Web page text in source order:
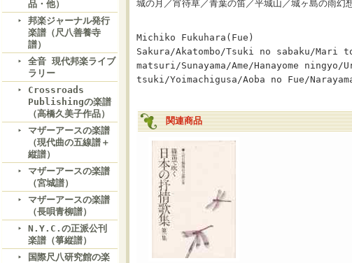
品・他）
邦楽ジャーナル発行
楽譜（尺八善養寺
譜）
全音 現代邦楽ライブ
ラリー
Crossroads
Publishingの楽譜
（高橋久美子作品）
マザーアースの楽譜
（現代曲の五線譜＋
縦譜）
マザーアースの楽譜
（宮城譜）
マザーアースの楽譜
（長唄青柳譜）
N.Y.C.の正派公刊
楽譜（箏縦譜）
国際尺八研究館の楽
城の月／宵待草／青葉の笛／平城山／城ヶ島の雨幻
Michiko Fukuhara(Fue)
Sakura/Akatombo/Tsuki no sabaku/Mari
matsuri/Sunayama/Ame/Hanayome
tsuki/Yoimachigusa/Aoba no Fue/
関連商品